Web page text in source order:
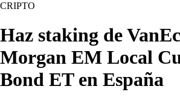
CRIPTO
Haz staking de
Morgan EM Local
Bond ET en España